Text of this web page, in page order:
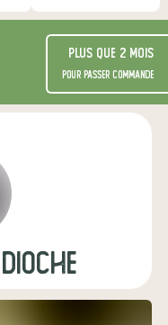
Plus que 2 mois
pour passer commande